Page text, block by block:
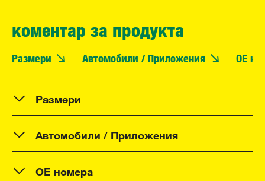
коментар за продукта
Размери Автомобили / Приложения OE
Размери
Автомобили / Приложения
OE номера